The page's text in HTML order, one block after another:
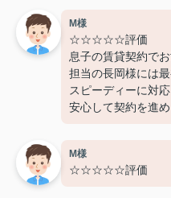
M様
☆☆☆☆☆評価
息子の賃貸契約で
担当の長岡様には
スピーディーに対
安心して契約を進
また機会があれば
います。本当にあ
M様
☆☆☆☆☆評価